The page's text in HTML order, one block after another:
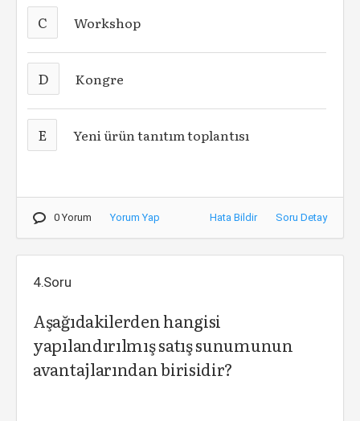
C Workshop
D Kongre
E Yeni ürün tanıtım toplantısı
0 Yorum Yorum Yap Hata Bildir Soru Detay
4.Soru
Aşağıdakilerden hangisi
yapılandırılmış satış sunumunun
avantajlarından birisidir?